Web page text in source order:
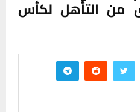
من التأهل لكأس